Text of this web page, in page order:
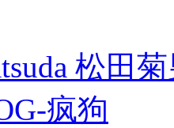
松田
疯狗